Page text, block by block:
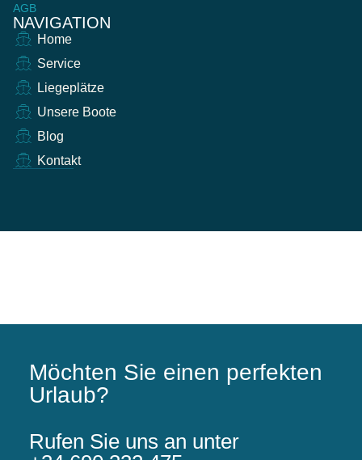
AGB
NAVIGATION
Home
Service
Liegeplätze
Unsere Boote
Blog
Kontakt
Möchten Sie einen perfekten
Urlaub?
Rufen Sie uns an unter